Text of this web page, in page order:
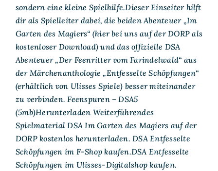
sondern eine kleine Spielhilfe.Dieser Einseiter hilft
dir als Spielleiter dabei, die beiden Abenteuer „Im
Garten des Magiers“ (hier bei uns auf der DORP als
kostenloser Download) und das offizielle DSA
Abenteuer „Der Feenritter vom Farindelwald“ aus
der Märchenanthologie „Entfesselte Schöpfungen“
(erhältlich von Ulisses Spiele) besser miteinander
zu verbinden. Feenspuren – DSA5
(5mb)Herunterladen Weiterführendes
Spielmaterial DSA Im Garten des Magiers auf der
DORP kostenlos herunterladen. DSA Entfesselte
Schöpfungen im F-Shop kaufen.DSA Entfesselte
Schöpfungen im Ulisses-Digitalshop kaufen.